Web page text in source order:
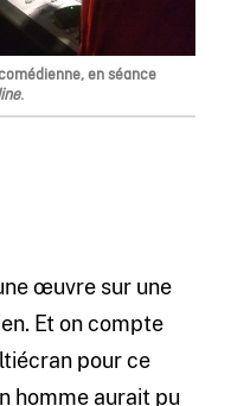
en séance
.
œuvre sur une
Et on compte
pour ce
homme aurait pu